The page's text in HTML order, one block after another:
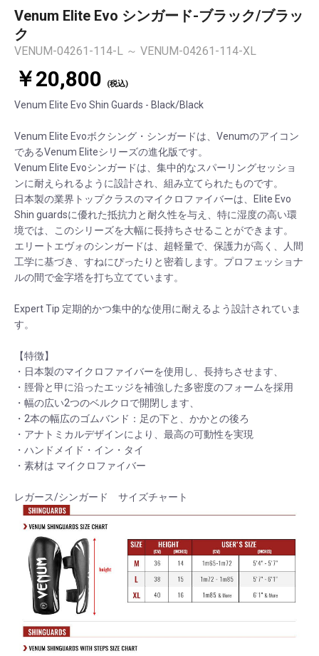
Venum Elite Evo シンガード-ブラック/ブラッ
ク
VENUM-04261-114-L ～ VENUM-04261-114-XL
￥20,800 (税込)
Venum Elite Evo Shin Guards - Black/Black
Venum Elite Evoボクシング・シンガードは、Venumのアイコン
であるVenum Eliteシリーズの進化版です。
Venum Elite Evoシンガードは、集中的なスパーリングセッショ
ンに耐えられるように設計され、組み立てられたものです。
日本製の業界トップクラスのマイクロファイバーは、Elite Evo
Shin guardsに優れた抵抗力と耐久性を与え、特に湿度の高い環
境では、このシリーズを大幅に長持ちさせることができます。
エリートエヴォのシンガードは、超軽量で、保護力が高く、人間
工学に基づき、すねにぴったりと密着します。プロフェッショナ
ルの間で金字塔を打ち立てています。
Expert Tip 定期的かつ集中的な使用に耐えるよう設計されていま
す。
【特徴】
・日本製のマイクロファイバーを使用し、長持ちさせます、
・脛骨と甲に沿ったエッジを補強した多密度のフォームを採用
・幅の広い2つのベルクロで開閉します、
・2本の幅広のゴムバンド：足の下と、かかとの後ろ
・アナトミカルデザインにより、最高の可動性を実現
・ハンドメイド・イン・タイ
・素材は マイクロファイバー
レガース/シンガード サイズチャート